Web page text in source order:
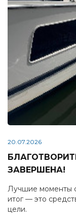
20.07.2026
ЗАВЕРШЕНА!
Лучшие моменты
итог — это
цели.